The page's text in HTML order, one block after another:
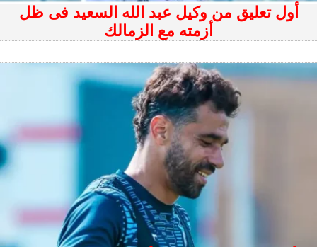
أول تعليق من وكيل عبد الله السعيد فى ظل
أزمته مع الزمالك